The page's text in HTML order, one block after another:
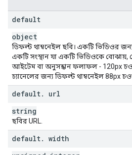
default
object
ডিফল্ট থাম্বনেইল ছবি। একটি ভিডিওর
একটি সংস্থান যা একটি ভিডিওকে বোঝায়,
আইটেম বা অনুসন্ধান ফলাফল - 120px
চ্যানেলের জন্য ডিফল্ট থাম্বনেইল 88px
default.
url
string
ছবির URL.
default. width